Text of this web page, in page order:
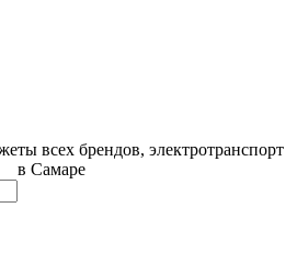
всех брендов, электротранспорт
в Самаре